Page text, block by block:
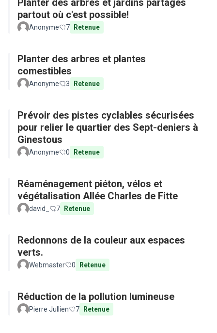
Planter des arbres et jardins partagés
partout où c'est possible!
Anonyme 7 Retenue
Planter des arbres et plantes
comestibles
Anonyme 3 Retenue
Prévoir des pistes cyclables sécurisées
pour relier le quartier des Sept-deniers à
Ginestous
Anonyme 0 Retenue
Réaménagement piéton, vélos et
végétalisation Allée Charles de Fitte
david_ 7 Retenue
Redonnons de la couleur aux espaces
verts.
Webmaster 0 Retenue
Réduction de la pollution lumineuse
Pierre Jullien 7 Retenue